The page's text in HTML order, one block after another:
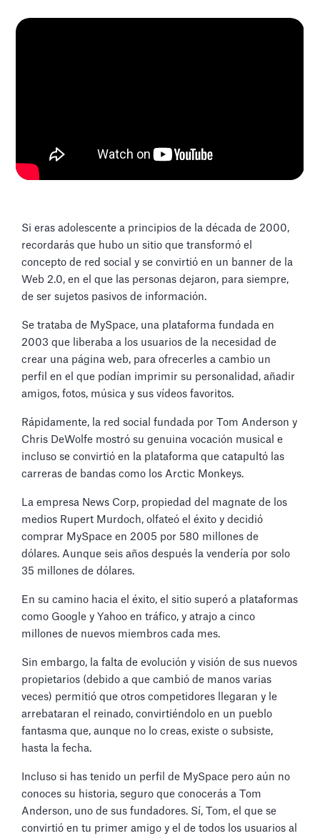
Si eras adolescente a principios de la década de 2000,
recordarás que hubo un sitio que transformó el
concepto de red social y se convirtió en un banner de la
Web 2.0, en el que las personas dejaron, para siempre,
de ser sujetos pasivos de información.
Se trataba de MySpace, una plataforma fundada en
2003 que liberaba a los usuarios de la necesidad de
crear una página web, para ofrecerles a cambio un
perfil en el que podían imprimir su personalidad, añadir
amigos, fotos, música y sus vídeos favoritos.
Rápidamente, la red social fundada por Tom Anderson y
Chris DeWolfe mostró su genuina vocación musical e
incluso se convirtió en la plataforma que catapultó las
carreras de bandas como los Arctic Monkeys.
La empresa News Corp, propiedad del magnate de los
medios Rupert Murdoch, olfateó el éxito y decidió
comprar MySpace en 2005 por 580 millones de
dólares. Aunque seis años después la vendería por solo
35 millones de dólares.
En su camino hacia el éxito, el sitio superó a plataformas
como Google y Yahoo en tráfico, y atrajo a cinco
millones de nuevos miembros cada mes.
Sin embargo, la falta de evolución y visión de sus nuevos
propietarios (debido a que cambió de manos varias
veces) permitió que otros competidores llegaran y le
arrebataran el reinado, convirtiéndolo en un pueblo
fantasma que, aunque no lo creas, existe o subsiste,
hasta la fecha.
Incluso si has tenido un perfil de MySpace pero aún no
conoces su historia, seguro que conocerás a Tom
Anderson, uno de sus fundadores. Sí, Tom, el que se
convirtió en tu primer amigo y el de todos los usuarios al